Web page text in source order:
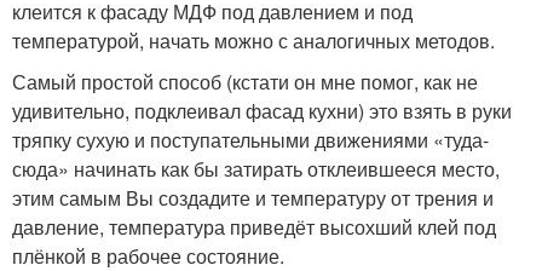
клеится к фасаду МДФ под давлением и под
температурой, начать можно с аналогичных методов.
Самый простой способ (кстати он мне помог, как не
удивительно, подклеивал фасад кухни) это взять в руки
тряпку сухую и поступательными движениями «туда-
сюда» начинать как бы затирать отклеившееся место,
этим самым Вы создадите и температуру от трения и
давление, температура приведёт высохший клей под
плёнкой в рабочее состояние.